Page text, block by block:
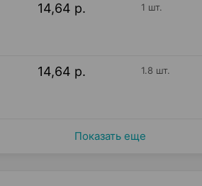
14,64 р. 1 шт.
14,64 р. 1.8 шт.
Показать еще